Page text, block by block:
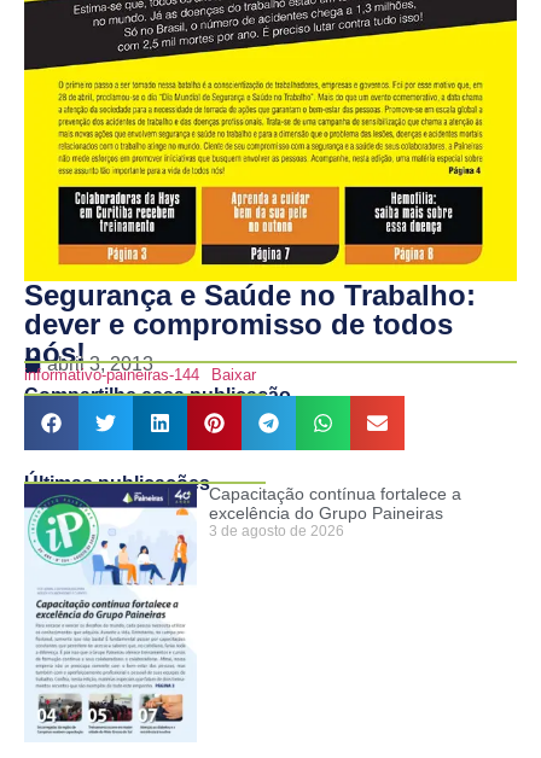
Segurança e Saúde no Trabalho:
dever e compromisso de todos
nós!
abril 3, 2013
informativo-paineiras-144 Baixar
Compartilhe essa publicação
Últimas publicaçõesCapacitação contínua fortalece a
excelência do Grupo Paineiras
3 de agosto de 2026